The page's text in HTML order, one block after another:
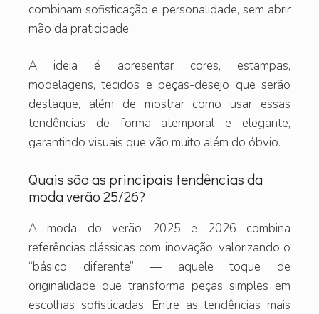
combinam sofisticação e personalidade, sem abrir
mão da praticidade.
A ideia é apresentar cores, estampas,
modelagens, tecidos e peças-desejo que serão
destaque, além de mostrar como usar essas
tendências de forma atemporal e elegante,
garantindo visuais que vão muito além do óbvio.
Quais são as principais tendências da
moda verão 25/26?
A moda do verão 2025 e 2026 combina
referências clássicas com inovação, valorizando o
“básico diferente” — aquele toque de
originalidade que transforma peças simples em
escolhas sofisticadas. Entre as tendências mais